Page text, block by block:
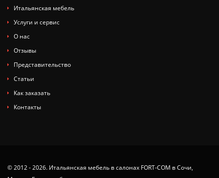
Итальянская мебель
Услуги и сервис
О нас
Отзывы
Представительство
Статьи
Как заказать
Контакты
© 2012 - 2026. Итальянская мебель в салонах FORT-COM в Сочи,